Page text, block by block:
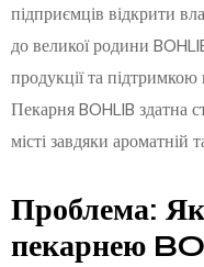
підприємців відкрити
до великої родини
продукції та підтримкою
Пекарня BOHLIB здатна
місті завдяки ароматній
Проблема: Як
пекарнею